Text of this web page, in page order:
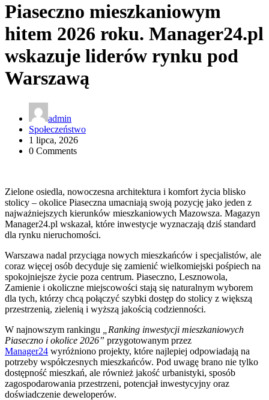
Piaseczno mieszkaniowym
hitem 2026 roku. Manager24.pl
wskazuje liderów rynku pod
Warszawą
admin
Społeczeństwo
1 lipca, 2026
0 Comments
Zielone osiedla, nowoczesna architektura i komfort życia blisko
stolicy – okolice Piaseczna umacniają swoją pozycję jako jeden z
najważniejszych kierunków mieszkaniowych Mazowsza. Magazyn
Manager24.pl wskazał, które inwestycje wyznaczają dziś standard
dla rynku nieruchomości.
Warszawa nadal przyciąga nowych mieszkańców i specjalistów, ale
coraz więcej osób decyduje się zamienić wielkomiejski pośpiech na
spokojniejsze życie poza centrum. Piaseczno, Lesznowola,
Zamienie i okoliczne miejscowości stają się naturalnym wyborem
dla tych, którzy chcą połączyć szybki dostęp do stolicy z większą
przestrzenią, zielenią i wyższą jakością codzienności.
W najnowszym rankingu
„Ranking inwestycji mieszkaniowych
Piaseczno i okolice 2026” przygotowanym przez
Manager24 wyróżniono projekty, które najlepiej odpowiadają na
potrzeby współczesnych mieszkańców. Pod uwagę brano nie tylko
dostępność mieszkań, ale również jakość urbanistyki, sposób
zagospodarowania przestrzeni, potencjał inwestycyjny oraz
doświadczenie deweloperów.